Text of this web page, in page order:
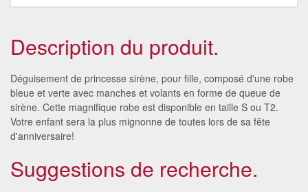
Description du produit.
Déguisement de princesse sirène, pour fille, composé d'une robe
bleue et verte avec manches et volants en forme de queue de
sirène. Cette magnifique robe est disponible en taille S ou T2.
Votre enfant sera la plus mignonne de toutes lors de sa fête
d'anniversaire!
Suggestions de recherche.